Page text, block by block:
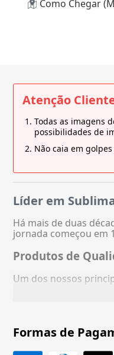
Como Chegar
Atenção
Todas as imagens
possibilidades de
Não caia em
Líder em
Há mais de duas
jornada começou em
Produtos de
Um dos nossos
Formas de